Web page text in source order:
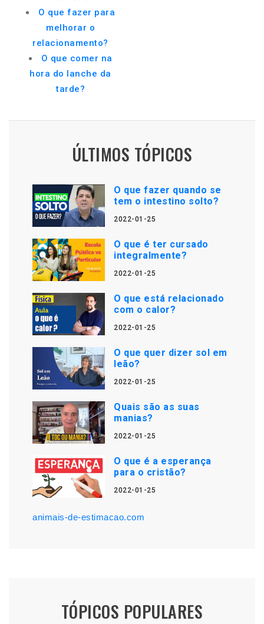
O que fazer para
melhorar o
relacionamento?
O que comer na
hora do lanche da
tarde?
ÚLTIMOS TÓPICOS
O que fazer quando se
tem o intestino solto?
2022-01-25
O que é ter cursado
integralmente?
2022-01-25
O que está relacionado
com o calor?
2022-01-25
O que quer dizer sol em
leão?
2022-01-25
Quais são as suas
manias?
2022-01-25
O que é a esperança
para o cristão?
2022-01-25
animais-de-estimacao.com
TÓPICOS POPULARES